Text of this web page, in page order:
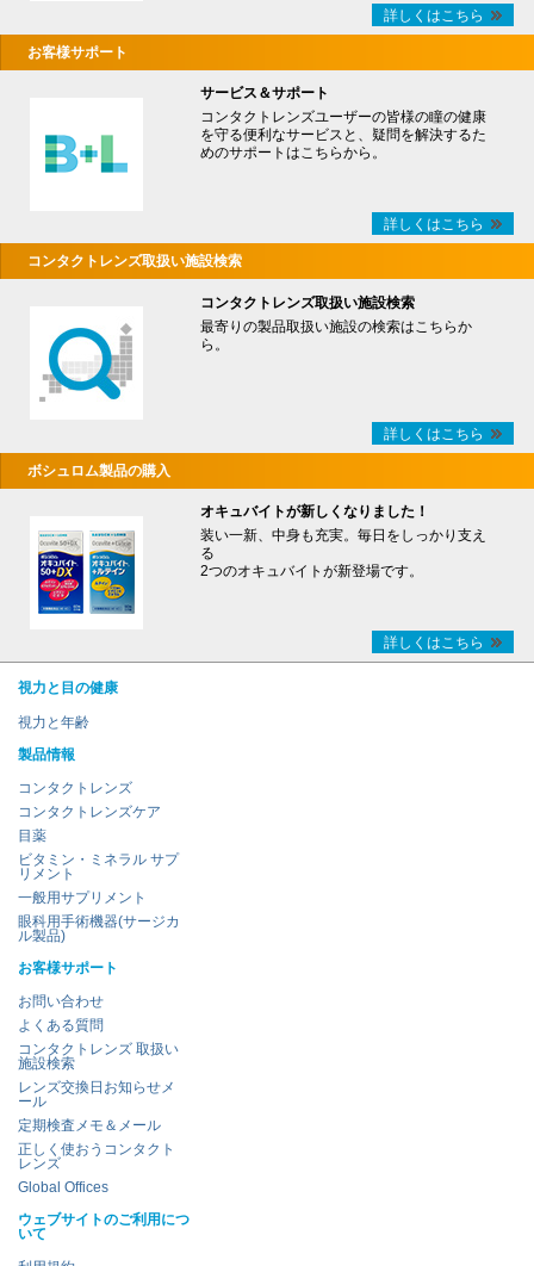
詳しくはこちら
お客様サポート
サービス＆サポート
コンタクトレンズユーザーの皆様の瞳の健康
を守る便利なサービスと、疑問を解決するた
めのサポートはこちらから。
詳しくはこちら
コンタクトレンズ取扱い施設検索
コンタクトレンズ取扱い施設検索
最寄りの製品取扱い施設の検索はこちらか
ら。
詳しくはこちら
ボシュロム製品の購入
オキュバイトが新しくなりました！
装い一新、中身も充実。毎日をしっかり支え
る
2つのオキュバイトが新登場です。
詳しくはこちら
視力と目の健康
視力と年齢
製品情報
コンタクトレンズ
コンタクトレンズケア
目薬
ビタミン・ミネラル サプ
リメント
一般用サプリメント
眼科用手術機器(サージカ
ル製品)
お客様サポート
お問い合わせ
よくある質問
コンタクトレンズ 取扱い
施設検索
レンズ交換日お知らせメ
ール
定期検査メモ＆メール
正しく使おうコンタクト
レンズ
Global Offices
ウェブサイトのご利用につ
いて